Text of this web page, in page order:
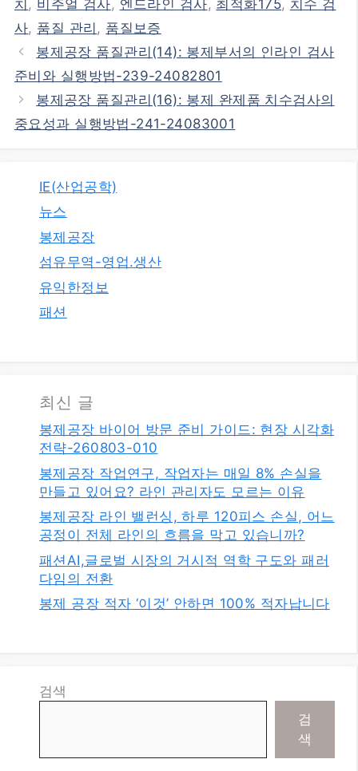
치 , 비주얼 검사, 엔드라인 검사, 최적화175, 치수 검
사, 품질 관리 , 품질보증
봉제공장 품질관리(14): 봉제부서의 인라인 검사
준비와 실행방법-239-24082801
봉제공장 품질관리(16): 봉제 완제품 치수검사의
중요성과 실행방법-241-24083001
IE(산업공학)
뉴스
봉제공장
섬유무역-영업.생산
유익한정보
패션
최신 글
봉제공장 바이어 방문 준비 가이드: 현장 시각화
전략-260803-010
봉제공장 작업연구, 작업자는 매일 8% 손실을
만들고 있어요? 라인 관리자도 모르는 이유
봉제공장 라인 밸런싱, 하루 120피스 손실, 어느
공정이 전체 라인의 흐름을 막고 있습니까?
패션AI,글로벌 시장의 거시적 역학 구도와 패러
다임의 전환
봉제 공장 적자 ‘이것’ 안하면 100% 적자납니다
검색
검
색